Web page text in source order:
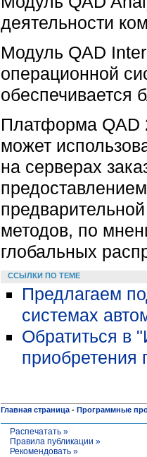
деятельности
Модуль QAD
операционной
обеспечивается
Платформа QAD
может
на серверах
методов, по
глобальных
ССЫЛКИ ПО ТЕМЕ
Предлагаем
системах
Обратиться в
приобретения
Главная страница - Программные
Распечатать »
Правила публикации »
Рекомендовать »